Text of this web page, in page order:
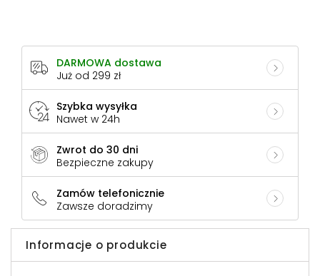
DARMOWA dostawa
Już od 299 zł
Szybka wysyłka
Nawet w 24h
Zwrot do 30 dni
Bezpieczne zakupy
Zamów telefonicznie
Zawsze doradzimy
Informacje o produkcie